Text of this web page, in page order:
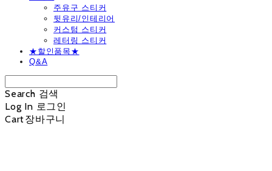
주유구 스티커
뒷유리/인테리어
커스텀 스티커
레터링 스티커
★할인품목★
Q&A
Search 검색
Log In 로그인
Cart장바구니